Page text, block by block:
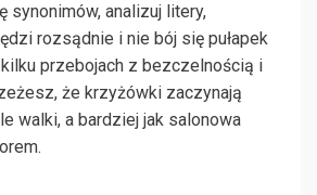
synonimów, analizuj litery,
rozsądnie i nie bój się pułapek
przebojach z bezczelnością i
że krzyżówki zaczynają
walki, a bardziej jak salonowa